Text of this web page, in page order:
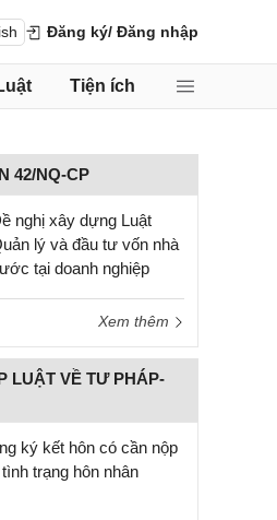
Đăng ký/ Đăng nhập
Tiện ích
42/NQ-CP
nghị xây dựng Luật
lý và đầu tư vốn nhà
tại doanh nghiệp
Xem thêm
LUẬT VỀ TƯ PHÁP-
ký kết hôn có cần nộp
trạng hôn nhân